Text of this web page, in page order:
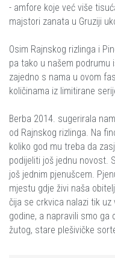
- amfore koje već više
majstori zanata u Gruziji
Osim Rajnskog rizlinga i
pa tako u našem podrumu
zajedno s nama u ovom
količinama iz limitirane
Berba 2014. sugerirala
od Rajnskog rizlinga. Na
koliko god mu treba da
podijeliti još jednu novost.
još jednim pjenušcem.
mjestu gdje živi naša
čija se crkvica nalazi tik uz
godine, a napravili smo ga
žutog, stare plešivičke